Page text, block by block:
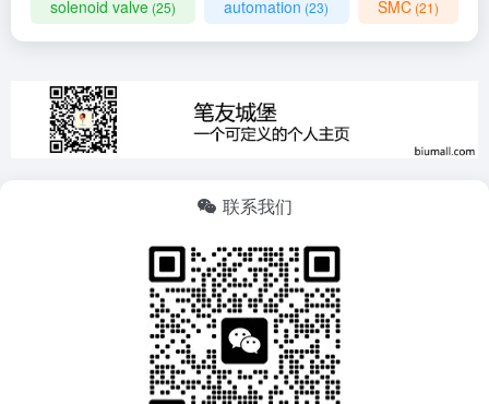
solenoid valve (25) automation (23) SMC(21)
联系我们